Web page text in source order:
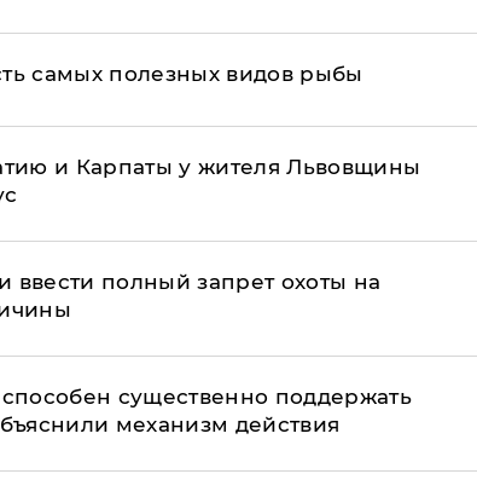
самых полезных видов рыбы
и Карпаты у жителя Львовщины
полный запрет охоты на
существенно поддержать
механизм действия